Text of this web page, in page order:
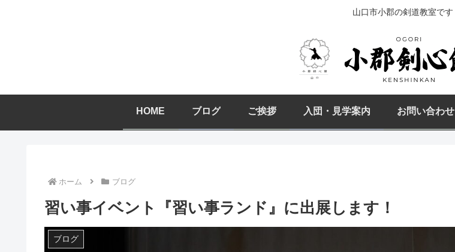
山口市小郡の剣道教室です
HOME ブログ ご挨拶 入団・見学案内 お問い合わせ
ホーム ブログ
習い事イベント『習い事ランド』に出展します！
ブログ